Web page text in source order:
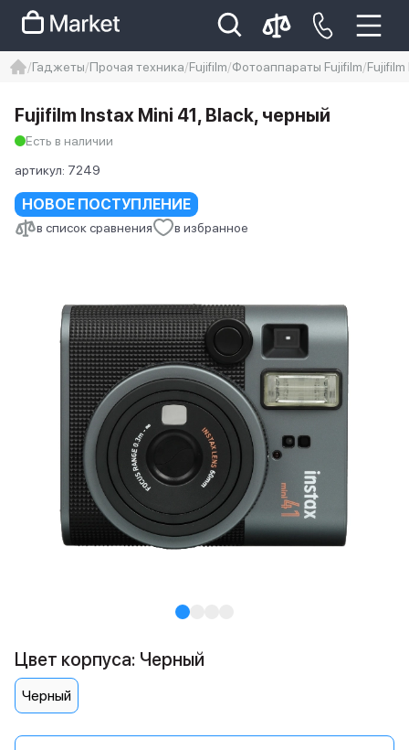
Iphone 14 pro max
айфон 14
Гаджеты Прочая техника Fujifilm Фотоаппараты Fujifilm
НОВОЕ ПОСТУПЛЕНИЕ
в список сравнения в избранное
Fujifilm Instax Mini 41, Black, черный
Есть в наличии
артикул: 7249
Цвет корпуса: Черный
Черный